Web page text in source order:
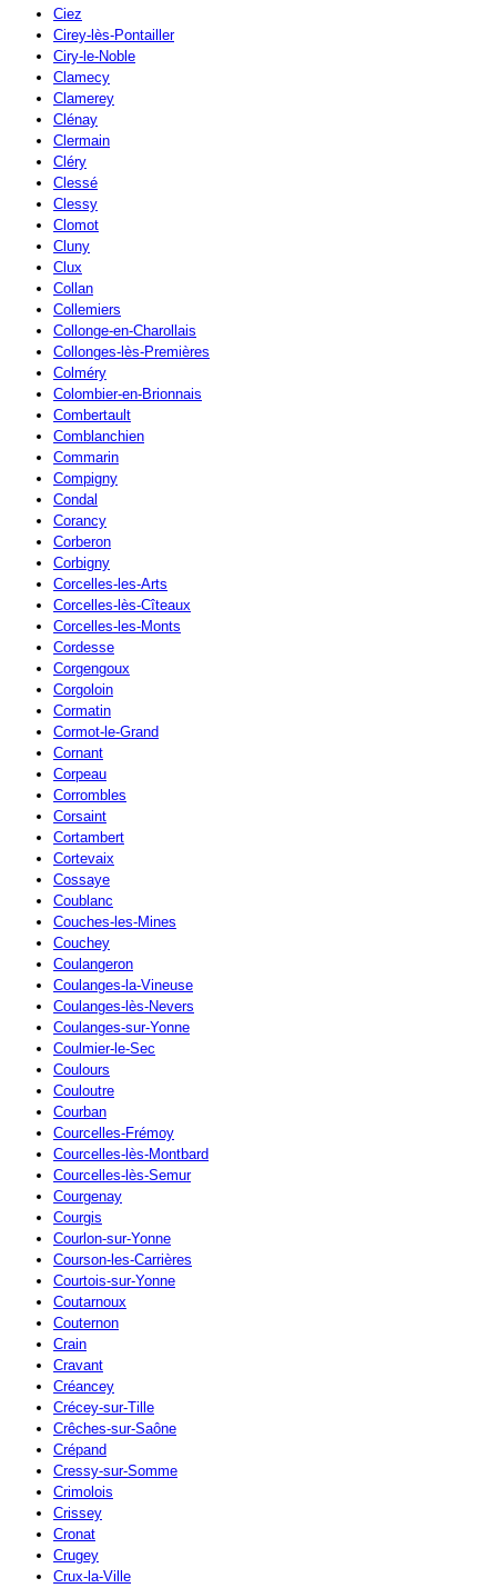
Ciez
Cirey-lès-Pontailler
Ciry-le-Noble
Clamecy
Clamerey
Clénay
Clermain
Cléry
Clessé
Clessy
Clomot
Cluny
Clux
Collan
Collemiers
Collonge-en-Charollais
Collonges-lès-Premières
Colméry
Colombier-en-Brionnais
Combertault
Comblanchien
Commarin
Compigny
Condal
Corancy
Corberon
Corbigny
Corcelles-les-Arts
Corcelles-lès-Cîteaux
Corcelles-les-Monts
Cordesse
Corgengoux
Corgoloin
Cormatin
Cormot-le-Grand
Cornant
Corpeau
Corrombles
Corsaint
Cortambert
Cortevaix
Cossaye
Coublanc
Couches-les-Mines
Couchey
Coulangeron
Coulanges-la-Vineuse
Coulanges-lès-Nevers
Coulanges-sur-Yonne
Coulmier-le-Sec
Coulours
Couloutre
Courban
Courcelles-Frémoy
Courcelles-lès-Montbard
Courcelles-lès-Semur
Courgenay
Courgis
Courlon-sur-Yonne
Courson-les-Carrières
Courtois-sur-Yonne
Coutarnoux
Couternon
Crain
Cravant
Créancey
Crécey-sur-Tille
Crêches-sur-Saône
Crépand
Cressy-sur-Somme
Crimolois
Crissey
Cronat
Crugey
Crux-la-Ville